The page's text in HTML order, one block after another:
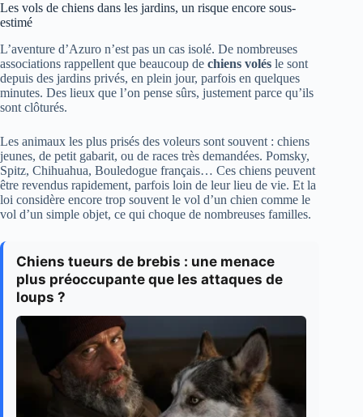
Les vols de chiens dans les jardins, un risque encore sous-
estimé
L’aventure d’Azuro n’est pas un cas isolé. De nombreuses
associations rappellent que beaucoup de chiens volés le sont
depuis des jardins privés, en plein jour, parfois en quelques
minutes. Des lieux que l’on pense sûrs, justement parce qu’ils
sont clôturés.
Les animaux les plus prisés des voleurs sont souvent : chiens
jeunes, de petit gabarit, ou de races très demandées. Pomsky,
Spitz, Chihuahua, Bouledogue français… Ces chiens peuvent
être revendus rapidement, parfois loin de leur lieu de vie. Et la
loi considère encore trop souvent le vol d’un chien comme le
vol d’un simple objet, ce qui choque de nombreuses familles.
Chiens tueurs de brebis : une menace
plus préoccupante que les attaques de
loups ?